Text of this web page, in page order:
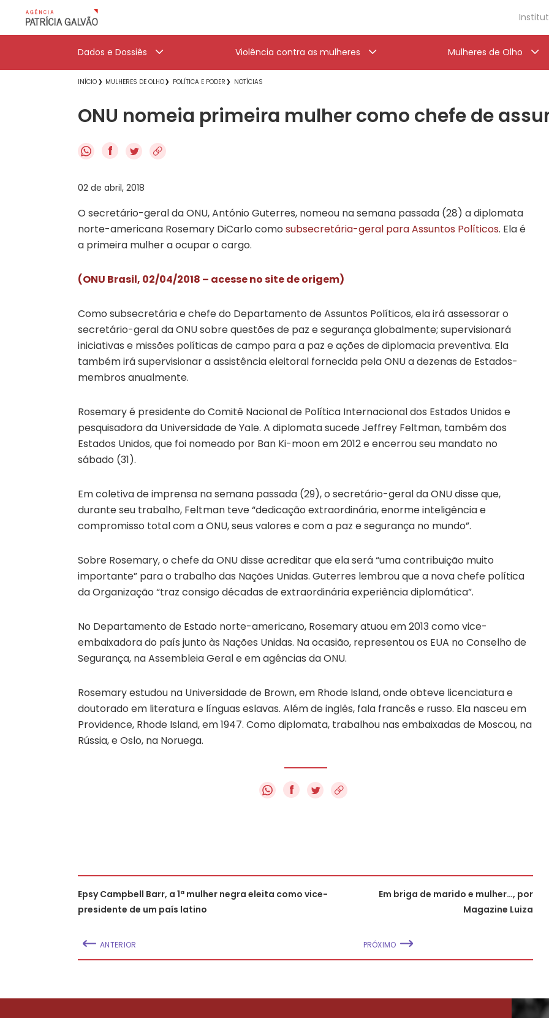
Dados e Dossiês Violência contra as mulheres Mulheres de Olho
INÍCIO MULHERES DE OLHO POLÍTICA E PODER NOTÍCIAS
ONU nomeia primeira mulher como chefe de
f
02 de abril, 2018
O secretário-geral da ONU, António Guterres, nomeou na semana passada (28) a diplomata
norte-americana Rosemary DiCarlo como subsecretária-geral para Assuntos Políticos. Ela é
a primeira mulher a ocupar o cargo.
(ONU Brasil, 02/04/2018 – acesse no site de origem)
Como subsecretária e chefe do Departamento de Assuntos Políticos, ela irá assessorar o
secretário-geral da ONU sobre questões de paz e segurança globalmente; supervisionará
iniciativas e missões políticas de campo para a paz e ações de diplomacia preventiva. Ela
também irá supervisionar a assistência eleitoral fornecida pela ONU a dezenas de Estados-
membros anualmente.
Rosemary é presidente do Comitê Nacional de Política Internacional dos Estados Unidos e
pesquisadora da Universidade de Yale. A diplomata sucede Jeffrey Feltman, também dos
Estados Unidos, que foi nomeado por Ban Ki-moon em 2012 e encerrou seu mandato no
sábado (31).
Em coletiva de imprensa na semana passada (29), o secretário-geral da ONU disse que,
durante seu trabalho, Feltman teve “dedicação extraordinária, enorme inteligência e
compromisso total com a ONU, seus valores e com a paz e segurança no mundo”.
Sobre Rosemary, o chefe da ONU disse acreditar que ela será “uma contribuição muito
importante” para o trabalho das Nações Unidas. Guterres lembrou que a nova chefe política
da Organização “traz consigo décadas de extraordinária experiência diplomática”.
No Departamento de Estado norte-americano, Rosemary atuou em 2013 como vice-
embaixadora do país junto às Nações Unidas. Na ocasião, representou os EUA no Conselho de
Segurança, na Assembleia Geral e em agências da ONU.
Rosemary estudou na Universidade de Brown, em Rhode Island, onde obteve licenciatura e
doutorado em literatura e línguas eslavas. Além de inglês, fala francês e russo. Ela nasceu em
Providence, Rhode Island, em 1947. Como diplomata, trabalhou nas embaixadas de Moscou, na
Rússia, e Oslo, na Noruega.
f
Epsy Campbell Barr, a 1ª mulher negra eleita como vice-
presidente de um país latino
ANTERIOR
Em briga de marido e mulher…, por
Magazine Luiza
PRÓXIMO